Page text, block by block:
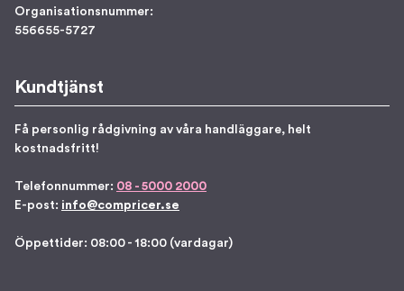
Organisationsnummer:
556655-5727
Kundtjänst
Få personlig rådgivning av våra handläggare, helt
kostnadsfritt!
Telefonnummer: 08 - 5000 2000
E-post: info@compricer.se
Öppettider: 08:00 - 18:00 (vardagar)